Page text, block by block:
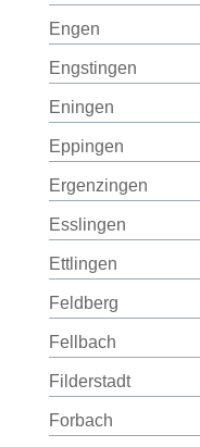
Engen
Engstingen
Eningen
Eppingen
Ergenzingen
Esslingen
Ettlingen
Feldberg
Fellbach
Filderstadt
Forbach